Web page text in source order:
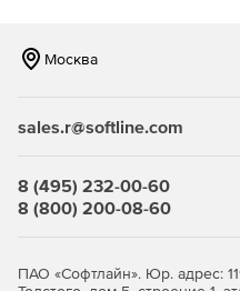
Москва
sales.r@softline.com
8 (495) 232-00-60
8 (800) 200-08-60
ПАО «Софтлайн». Юр. адрес: